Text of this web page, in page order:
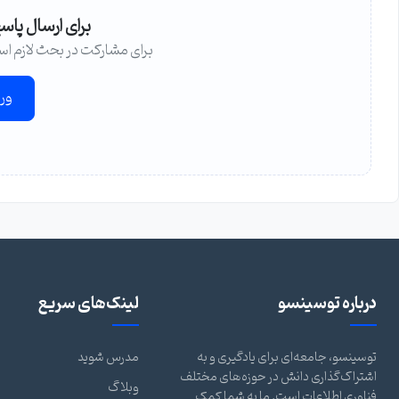
برای ارسال
برای مشارکت در بحث لازم
درباره توسینسو
توسینسو، جامعه‌ای برای یادگیری و به
اشتراک‌گذاری دانش در حوزه‌های مختلف
لینک‌های سریع
مدرس شوید
وبلاگ